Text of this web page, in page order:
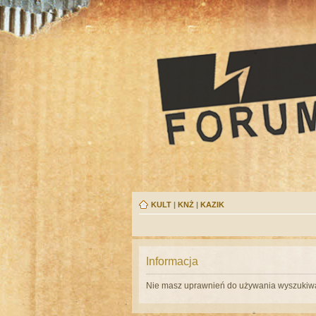
KULT | KNŻ | KAZIK
Informacja
Nie masz uprawnień do używania